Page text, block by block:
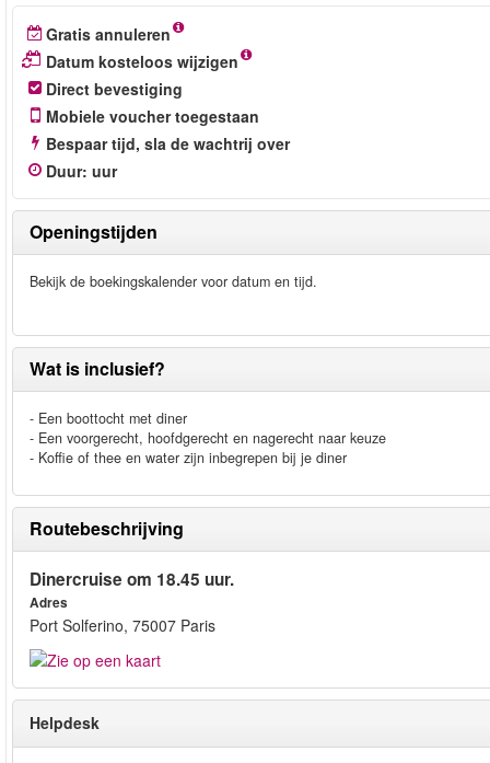
Gratis annuleren
Datum kosteloos wijzigen
Direct bevestiging
Mobiele voucher toegestaan
Bespaar tijd, sla de wachtrij over
Duur: uur
Openingstijden
Bekijk de boekingskalender voor datum en tijd.
Wat is inclusief?
- Een boottocht met diner
- Een voorgerecht, hoofdgerecht en nagerecht naar keuze
- Koffie of thee en water zijn inbegrepen bij je diner
Routebeschrijving
Dinercruise om 18.45 uur.
Adres
Port Solferino, 75007 Paris
Helpdesk